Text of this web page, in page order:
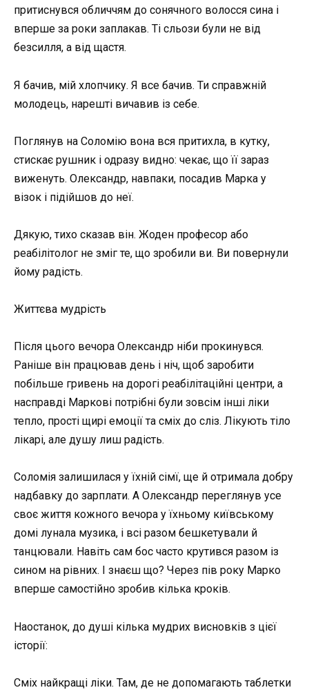
притиснувся обличчям до сонячного волосся сина і
вперше за роки заплакав. Ті сльози були не від
безсилля, а від щастя.
Я бачив, мій хлопчику. Я все бачив. Ти справжній
молодець, нарешті вичавив із себе.
Поглянув на Соломію вона вся притихла, в кутку,
стискає рушник і одразу видно: чекає, що її зараз
виженуть. Олександр, навпаки, посадив Марка у
візок і підійшов до неї.
Дякую, тихо сказав він. Жоден професор або
реабілітолог не зміг те, що зробили ви. Ви повернули
йому радість.
Життєва мудрість
Після цього вечора Олександр ніби прокинувся.
Раніше він працював день і ніч, щоб заробити
побільше гривень на дорогі реабілітаційні центри, а
насправді Маркові потрібні були зовсім інші ліки
тепло, прості щирі емоції та сміх до сліз. Лікують тіло
лікарі, але душу лиш радість.
Соломія залишилася у їхній сімї, ще й отримала добру
надбавку до зарплати. А Олександр переглянув усе
своє життя кожного вечора у їхньому київському
домі лунала музика, і всі разом бешкетували й
танцювали. Навіть сам бос часто крутився разом із
сином на рівних. І знаєш що? Через пів року Марко
вперше самостійно зробив кілька кроків.
Наостанок, до душі кілька мудрих висновків з цієї
історії:
Сміх найкращі ліки. Там, де не допомагають таблетки